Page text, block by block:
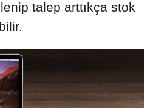
talep arttıkça stok